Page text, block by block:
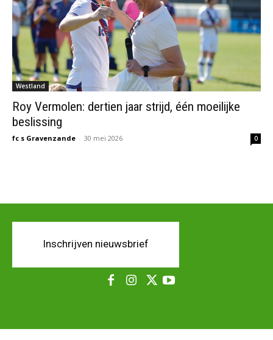
Westland
Roy Vermolen: dertien jaar strijd, één moeilijke
beslissing
fc s Gravenzande - 30 mei 2026 0
Inschrijven nieuwsbrief